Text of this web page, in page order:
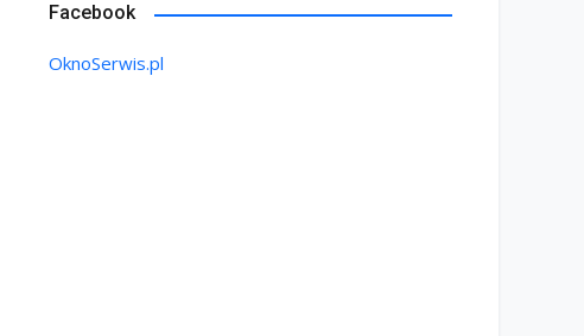
Facebook
OknoSerwis.pl